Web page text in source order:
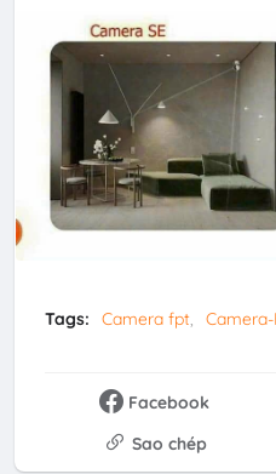
Tags: Camera fpt
Camera-
Facebook
Sao chép